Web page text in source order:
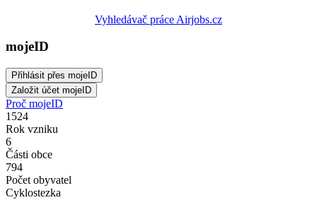
Vyhledávač práce Airjobs.cz
mojeID
Proč mojeID
1524
Rok vzniku
6
Části obce
794
Počet obyvatel
Cyklostezka